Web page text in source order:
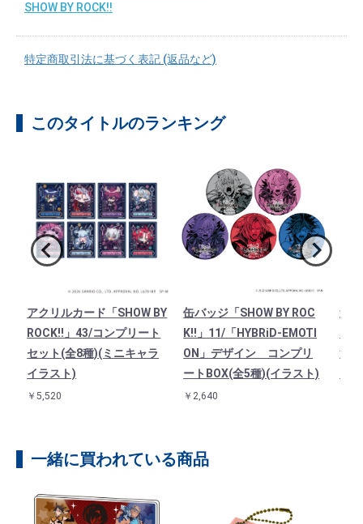
SHOW BY ROCK!!
特定商取引法に基づく表記 (返品など)
このタイトルのランキング
アクリルカード「SHOW BY
ROCK!!」43/コンプリート
セット(全8種)(ミニキャラ
イラスト)
￥5,520
缶バッジ「SHOW BY ROC
K!!」11/「HYBRiD-EMOTI
ON」デザイン コンプリ
ートBOX(全5種)(イラスト)
￥2,640
連
法
一緒に買われている商品